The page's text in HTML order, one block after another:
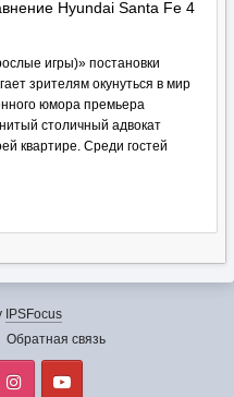
Hyundai Santa Fe 4
игры)» постановки
зрителям окунуться в мир
юмора премьера
столичный адвокат
квартире. Среди гостей
IPSFocus
Обратная связь
VK Instagram